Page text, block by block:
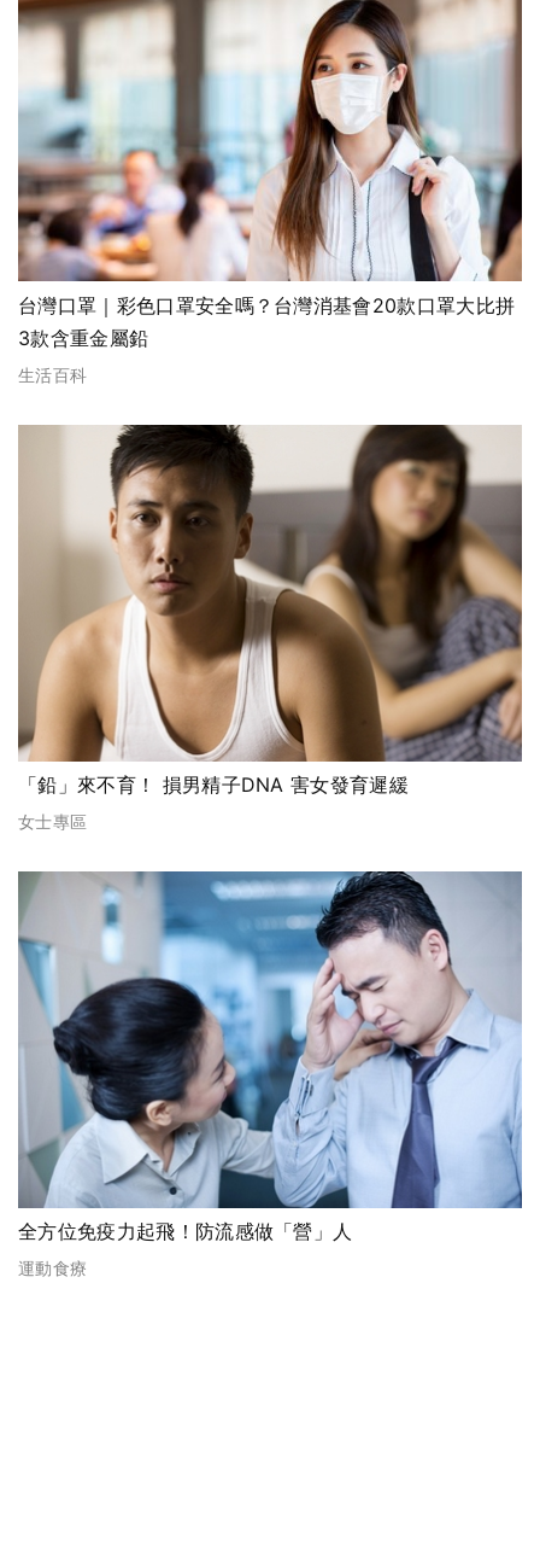
台灣口罩｜彩色口罩安全嗎？台灣消基會20款口罩大比拼
3款含重金屬鉛
生活百科
「鉛」來不育！ 損男精子DNA 害女發育遲緩
女士專區
全方位免疫力起飛！防流感做「營」人
運動食療